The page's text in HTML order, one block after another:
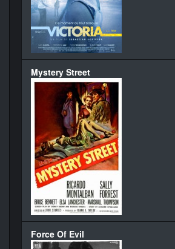
Mystery Street
Force Of Evil